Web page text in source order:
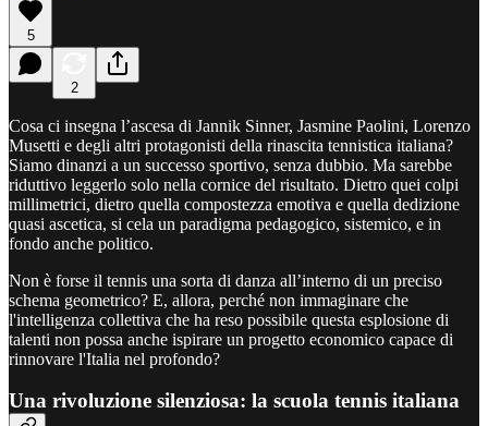
5
2
Cosa ci insegna l’ascesa di Jannik Sinner, Jasmine Paolini, Lorenzo
Musetti e degli altri protagonisti della rinascita tennistica italiana?
Siamo dinanzi a un successo sportivo, senza dubbio. Ma sarebbe
riduttivo leggerlo solo nella cornice del risultato. Dietro quei colpi
millimetrici, dietro quella compostezza emotiva e quella dedizione
quasi ascetica, si cela un paradigma pedagogico, sistemico, e in
fondo anche politico.
Non è forse il tennis una sorta di danza all’interno di un preciso
schema geometrico? E, allora, perché non immaginare che
l'intelligenza collettiva che ha reso possibile questa esplosione di
talenti non possa anche ispirare un progetto economico capace di
rinnovare l'Italia nel profondo?
Una rivoluzione silenziosa: la scuola tennis italiana